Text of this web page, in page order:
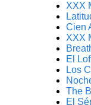
XXX
Cien
XXX
El
Los
The
El